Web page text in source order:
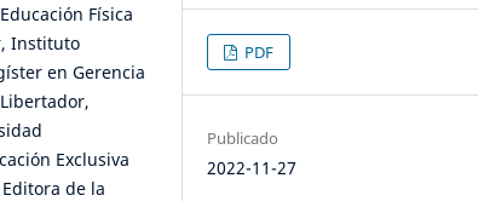
Física
Instituto
en Gerencia
Exclusiva
de la
PDF
Publicado
2022-11-27